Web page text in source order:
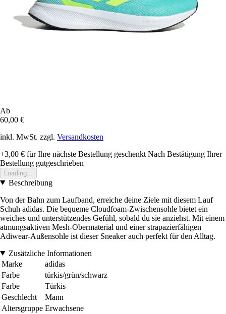
Ab
60,00 €
inkl. MwSt. zzgl. Versandkosten
+3,00 € für Ihre nächste Bestellung geschenkt Nach Bestätigung Ihrer
Bestellung gutgeschrieben
Loading...
Beschreibung
Von der Bahn zum Laufband, erreiche deine Ziele mit diesem Lauf
Schuh adidas. Die bequeme Cloudfoam-Zwischensohle bietet ein
weiches und unterstützendes Gefühl, sobald du sie anziehst. Mit einem
atmungsaktiven Mesh-Obermaterial und einer strapazierfähigen
Adiwear-Außensohle ist dieser Sneaker auch perfekt für den Alltag.
Zusätzliche Informationen
Marke
adidas
Farbe
türkis/grün/schwarz
Farbe
Türkis
Geschlecht
Mann
Altersgruppe Erwachsene